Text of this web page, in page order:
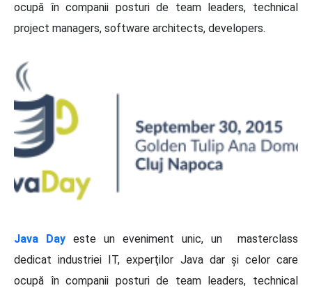
ocupă în companii posturi de team leaders, technical
project managers, software architects, developers.
Java Day este un eveniment unic, un masterclass
dedicat industriei IT, experţilor Java dar şi celor care
ocupă în companii posturi de team leaders, technical